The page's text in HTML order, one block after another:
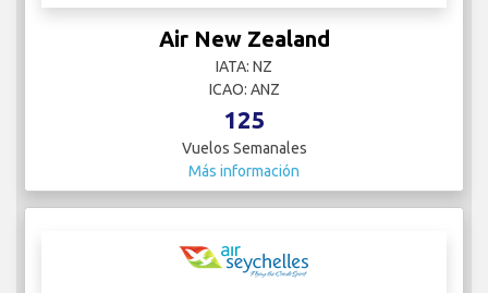
Air New Zealand
IATA: NZ
ICAO: ANZ
125
Vuelos Semanales
Más información